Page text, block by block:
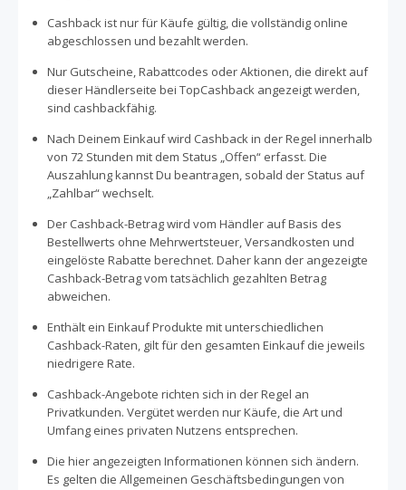
sowie regelmäßig Rabattcodes und Gutscheine bei
TopCashback, mit denen Du Dein neues Bad noch
günstiger gestalten kannst!
Cashback ist nur für Käufe gültig, die vollständig online
abgeschlossen und bezahlt werden.
Nur Gutscheine, Rabattcodes oder Aktionen, die direkt auf
dieser Händlerseite bei TopCashback angezeigt werden,
sind cashbackfähig.
Nach Deinem Einkauf wird Cashback in der Regel innerhalb
von 72 Stunden mit dem Status „Offen“ erfasst. Die
Auszahlung kannst Du beantragen, sobald der Status auf
„Zahlbar“ wechselt.
Der Cashback-Betrag wird vom Händler auf Basis des
Bestellwerts ohne Mehrwertsteuer, Versandkosten und
eingelöste Rabatte berechnet. Daher kann der angezeigte
Cashback-Betrag vom tatsächlich gezahlten Betrag
abweichen.
Enthält ein Einkauf Produkte mit unterschiedlichen
Cashback-Raten, gilt für den gesamten Einkauf die jeweils
niedrigere Rate.
Cashback-Angebote richten sich in der Regel an
Privatkunden. Vergütet werden nur Käufe, die Art und
Umfang eines privaten Nutzens entsprechen.
Die hier angezeigten Informationen können sich ändern.
Es gelten die Allgemeinen Geschäftsbedingungen von